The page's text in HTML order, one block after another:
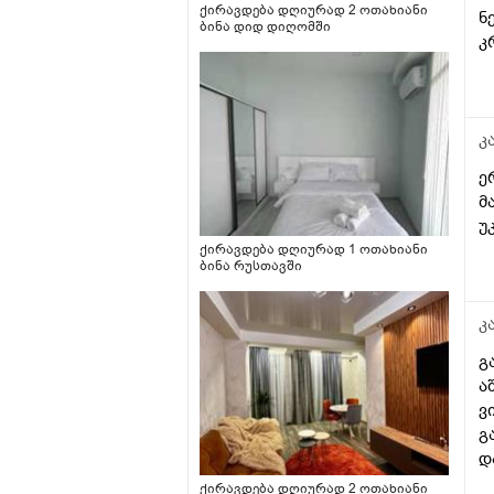
ქირავდება დღიურად 2 ოთახიანი
ბინა დიდ დიღომში
ქირავდება დღიურად 1 ოთახიანი
ბინა რუსთავში
ქირავდება დღიურად 2 ოთახიანი
მანძილზე